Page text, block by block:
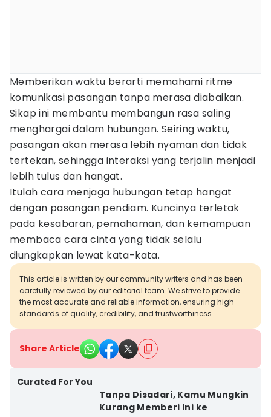
Memberikan waktu berarti memahami ritme
komunikasi pasangan tanpa merasa diabaikan.
Sikap ini membantu membangun rasa saling
menghargai dalam hubungan. Seiring waktu,
pasangan akan merasa lebih nyaman dan tidak
tertekan, sehingga interaksi yang terjalin menjadi
lebih tulus dan hangat.
Itulah cara menjaga hubungan tetap hangat
dengan pasangan pendiam. Kuncinya terletak
pada kesabaran, pemahaman, dan kemampuan
membaca cara cinta yang tidak selalu
diungkapkan lewat kata-kata.
This article is written by our community writers and has been
carefully reviewed by our editorial team. We strive to provide
the most accurate and reliable information, ensuring high
standards of quality, credibility, and trustworthiness.
Share Article
Curated For You
Tanpa Disadari, Kamu Mungkin
Kurang Memberi Ini ke